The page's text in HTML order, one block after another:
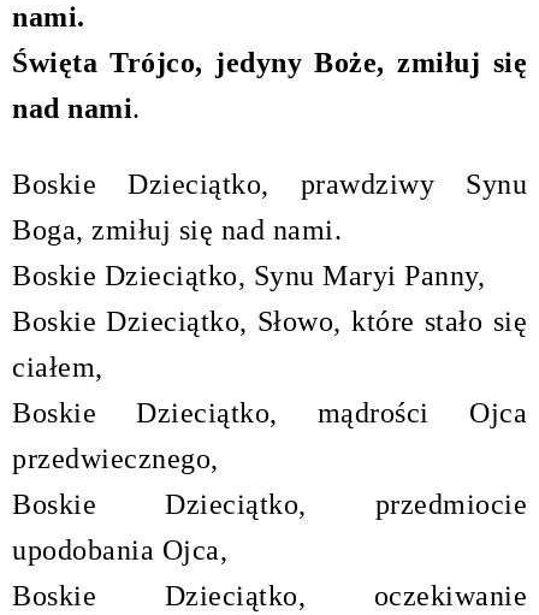
nami.
Święta Trójco, jedyny Boże, zmiłuj się
nad nami.
Boskie Dzieciątko, prawdziwy Synu
Boga, zmiłuj się nad nami.
Boskie Dzieciątko, Synu Maryi Panny,
Boskie Dzieciątko, Słowo, które stało się
ciałem,
Boskie Dzieciątko, mądrości Ojca
przedwiecznego,
Boskie Dzieciątko, przedmiocie
upodobania Ojca,
Boskie Dzieciątko, oczekiwanie